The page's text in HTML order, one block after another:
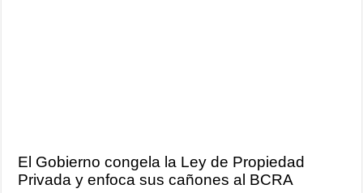
El Gobierno congela la Ley de Propiedad
Privada y enfoca sus cañones al BCRA